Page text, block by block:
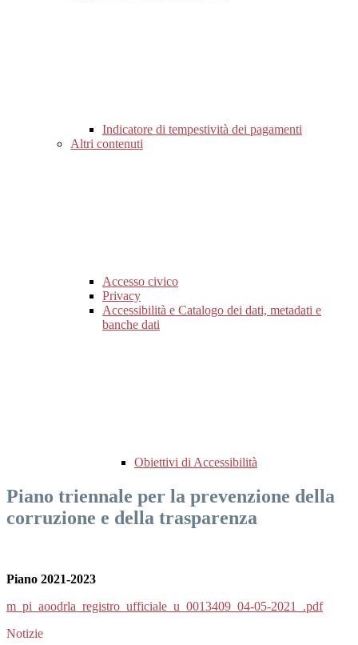
Indicatore di tempestività dei pagamenti
Altri contenuti
Accesso civico
Privacy
Accessibilità e Catalogo dei dati, metadati e
banche dati
Obiettivi di Accessibilità
Piano triennale per la prevenzione della
corruzione e della trasparenza
Piano 2021-2023
m_pi_aoodrla_registro_ufficiale_u_0013409_04-05-2021_.pdf
Notizie